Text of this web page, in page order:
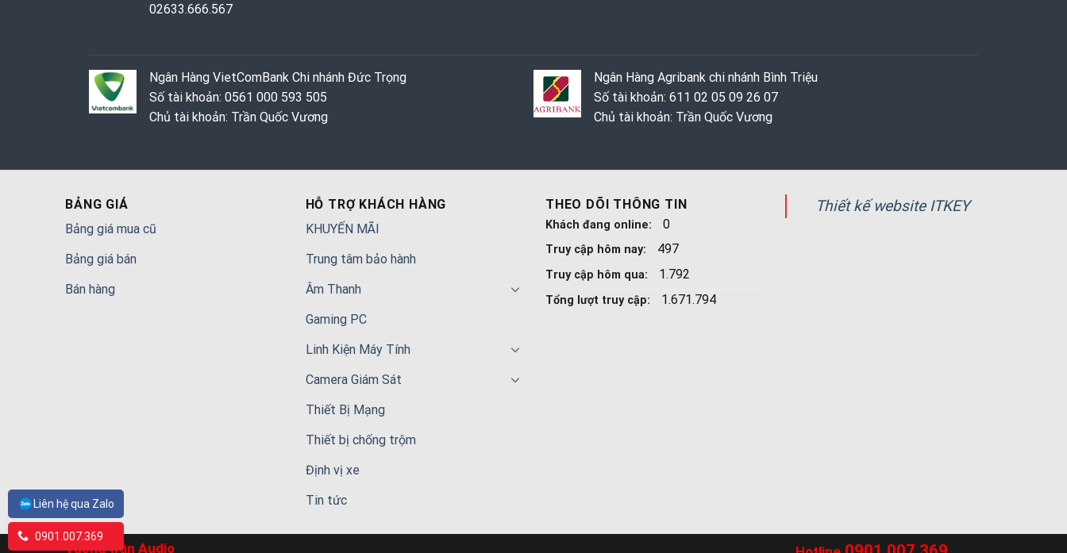
02633.666.567
Ngân Hàng VietComBank Chi nhánh Đức Trọng
Số tài khoản: 0561 000 593 505
Chủ tài khoản: Trần Quốc Vương
Ngân Hàng Agribank chi nhánh Bình Triệu
Số tài khoản: 611 02 05 09 26 07
Chủ tài khoản: Trần Quốc Vương
BẢNG GIÁ
Bảng giá mua cũ
Bảng giá bán
Bán hàng
HỖ TRỢ KHÁCH HÀNG
KHUYẾN MÃI
Trung tâm bảo hành
Âm Thanh
Gaming PC
Linh Kiện Máy Tính
Camera Giám Sát
Thiết Bị Mạng
Thiết bị chống trộm
Định vị xe
Tin tức
THEO DÕI THÔNG TIN
Khách đang online: 0
Truy cập hôm nay: 497
Truy cập hôm qua: 1.792
Tổng lượt truy cập: 1.671.794
Thiết kế website ITKEY
Vương trần Audio
Liên hệ qua Zalo
0901.007.369